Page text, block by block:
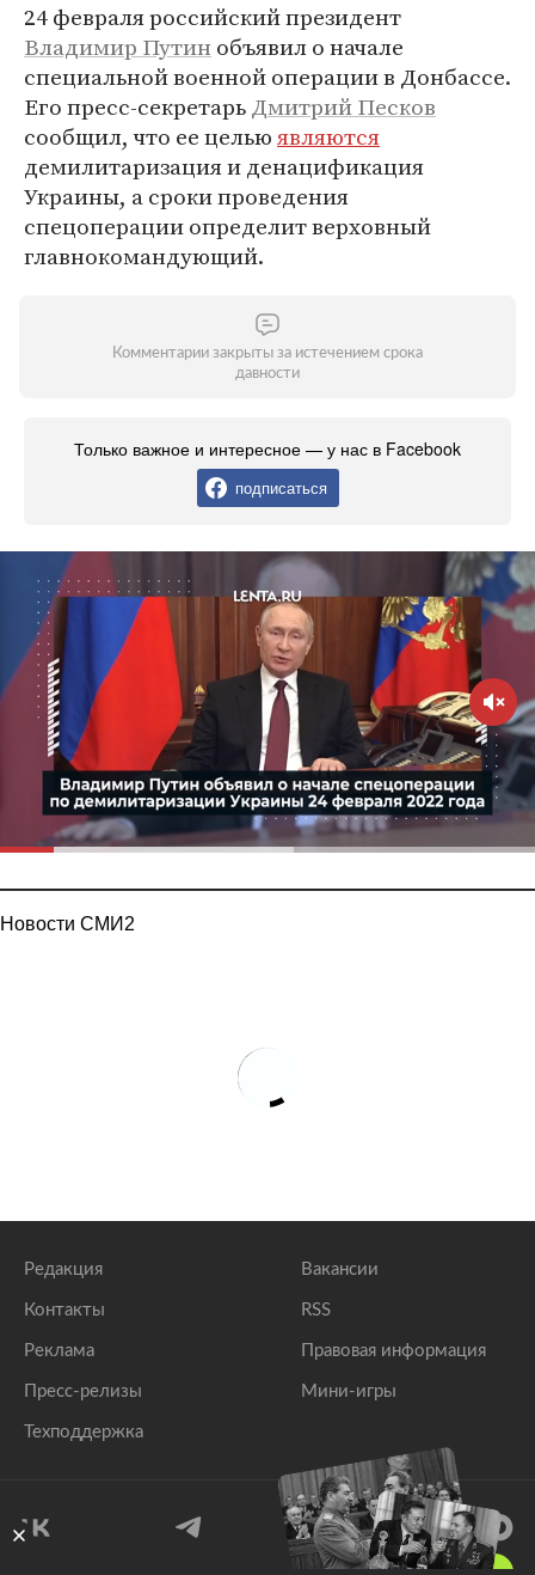
24 февраля российский президент
Владимир Путин объявил о начале
специальной военной операции в Донбассе.
Его пресс-секретарьДмитрий Песков
сообщил, что ее цельюявляются
демилитаризация и денацификация
Украины, а сроки проведения
спецоперации определит верховный
главнокомандующий.
Комментарии закрыты за истечением срока
давности
Только важное и интересное — у нас в Facebook
подписаться
Новости СМИ2
Редакция
Контакты
Реклама
Пресс-релизы
Техподдержка
Вакансии
RSS
Правовая информация
Мини-игры